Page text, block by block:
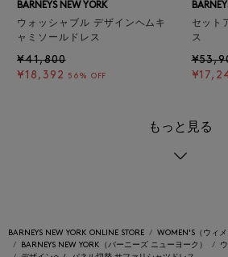
BARNEYS NEW YORK
ウォッシャブル デザインヘムキ
ャミソールドレス
¥41,800
¥18,392
56% OFF
セット
ス
もっと見る
BARNEYS NEW YORK ONLINE STORE
WOMEN'S（ウィメ
BARNEYS NEW YORK（バーニーズ ニューヨーク）